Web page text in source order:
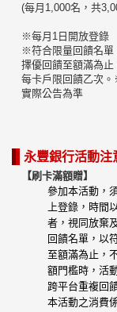
(每月1,000名，共
※每月1日開放登錄
※符合限量回饋名單
擇優回饋至額滿為止
每卡戶限回饋乙次
實際公告為準
永豐銀行活動注
【刷卡滿額贈】
參加本活動，
上登錄，時間
者，視同放棄
回饋名單，以
至額滿為止，
額門檻時，活
跨平台重複回
本活動之消費